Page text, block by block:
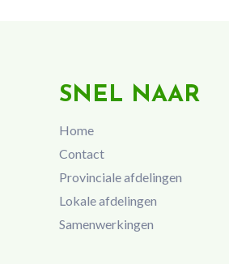
SNEL NAAR
Home
Contact
Provinciale afdelingen
Lokale afdelingen
Samenwerkingen